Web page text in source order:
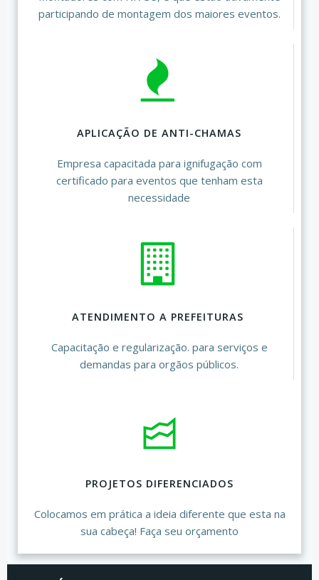
participando de montagem dos maiores eventos.
APLICAÇÃO DE ANTI-CHAMAS
Empresa capacitada para ignifugação com
certificado para eventos que tenham esta
necessidade
ATENDIMENTO A PREFEITURAS
Capacitação e regularização. para serviços e
demandas para orgãos públicos.
PROJETOS DIFERENCIADOS
Colocamos em prática a ideia diferente que esta na
sua cabeça! Faça seu orçamento